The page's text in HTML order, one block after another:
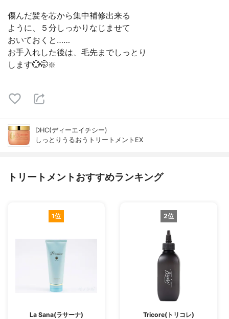
傷んだ髪を芯から集中補修出来る
ように、５分しっかりなじませて
おいておくと……
お手入れした後は、毛先までしっとり
します💮🤭❇️
DHC(ディーエイチシー)
しっとりうるおうトリートメントEX
トリートメントおすすめランキング
1位
La Sana(ラサーナ)
2位
Tricore(トリコレ)